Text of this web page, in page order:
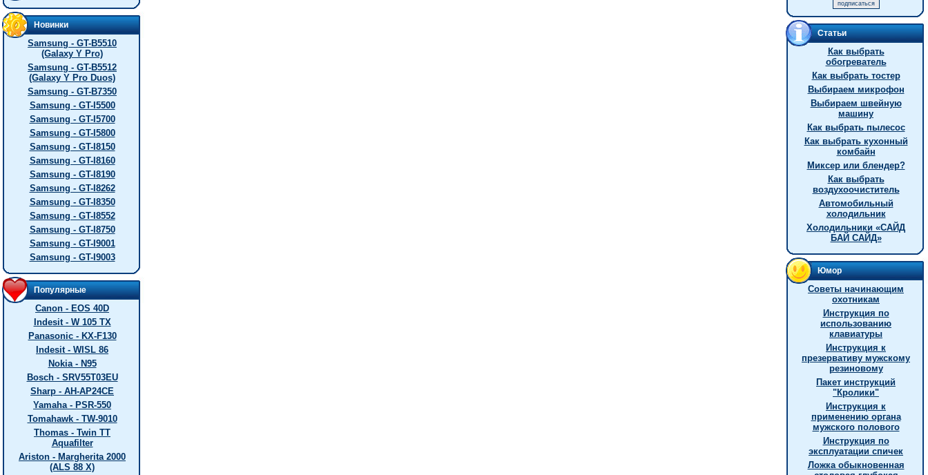
Новинки
Samsung - GT-B5510
(Galaxy Y Pro)
Samsung - GT-B5512
(Galaxy Y Pro Duos)
Samsung - GT-B7350
Samsung - GT-I5500
Samsung - GT-I5700
Samsung - GT-I5800
Samsung - GT-I8150
Samsung - GT-I8160
Samsung - GT-I8190
Samsung - GT-I8262
Samsung - GT-I8350
Samsung - GT-I8552
Samsung - GT-I8750
Samsung - GT-I9001
Samsung - GT-I9003
Популярные
Canon - EOS 40D
Indesit - W 105 TX
Panasonic - KX-F130
Indesit - WISL 86
Nokia - N95
Bosch - SRV55T03EU
Sharp - AH-AP24CE
Yamaha - PSR-550
Tomahawk - TW-9010
Thomas - Twin TT
Aquafilter
Ariston - Margherita 2000
(ALS 88 X)
Статьи
Как выбрать
обогреватель
Как выбрать тостер
Выбираем микрофон
Выбираем швейную
машину
Как выбрать пылесос
Как выбрать кухонный
комбайн
Миксер или блендер?
Как выбрать
воздухоочиститель
Автомобильный
холодильник
Холодильники «САЙД
БАЙ САЙД»
Юмор
Советы начинающим
охотникам
Инструкция по
использованию
клавиатуры
Инструкция к
презервативу мужскому
резиновому
Пакет инструкций
"Кролики"
Инструкция к
применению органа
мужского полового
Инструкция по
эксплуатации спичек
Ложка обыкновенная